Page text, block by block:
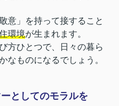
意」を持って接すること
環境が生まれます。
方ひとつで、日々の暮ら
なものになるでしょう。
としてのモラルを